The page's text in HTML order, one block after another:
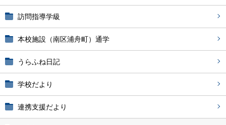
訪問指導学級
本校施設（南区浦舟町）通学
うらふね日記
学校だより
連携支援だより